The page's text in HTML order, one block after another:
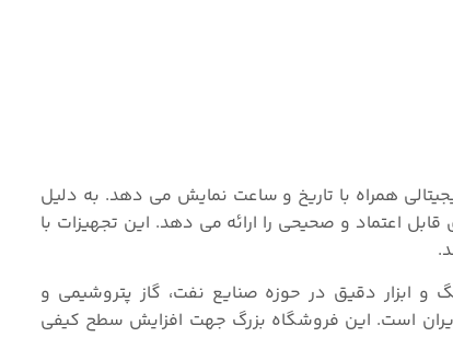
در یک صفحه دیجیتالی همراه با تاریخ و ساعت نمایش می دهد. به دلیل
اعتماد و صحیحی را ارائه می دهد. این تجهیزات با
و ابزار دقیق در حوزه صنایع نفت، گاز پتروشیمى و
ایران است. این فروشگاه بزرگ جهت افزایش سطح کیفی